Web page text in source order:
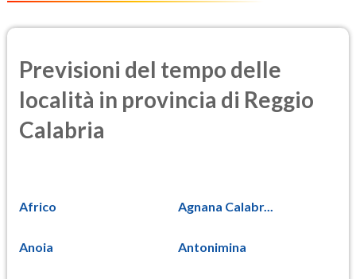
Previsioni del tempo delle
località in provincia di Reggio
Calabria
Africo Agnana Calabr...
Anoia Antonimina